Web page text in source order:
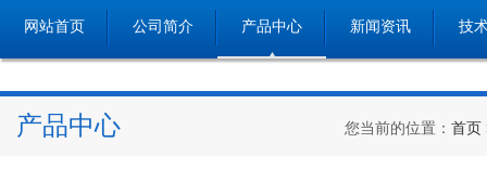
网站首页 公司简介 产品中心 新闻资讯 技
产品中心 您当前的位置： 首页